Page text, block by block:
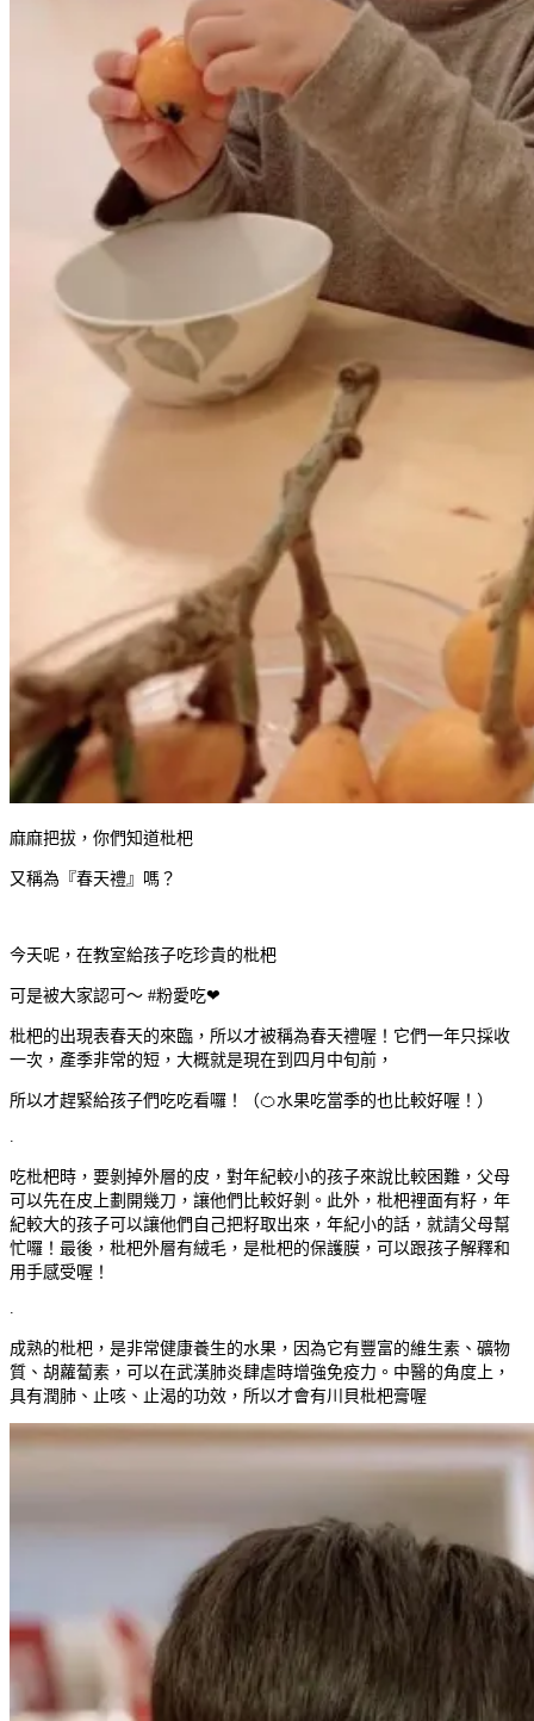
麻麻把拔，你們知道枇杷
又稱為『春天禮』嗎？
今天呢，在教室給孩子吃珍貴的枇杷
可是被大家認可～ #粉愛吃❤
️枇杷的出現表春天的來臨，所以才被稱為春天禮喔！它們一年只採收
一次，產季非常的短，大概就是現在到四月中旬前，
所以才趕緊給孩子們吃吃看囉！（🍊水果吃當季的也比較好喔！）
.
吃枇杷時，要剝掉外層的皮，對年紀較小的孩子來說比較困難，父母
可以先在皮上劃開幾刀，讓他們比較好剝。此外，枇杷裡面有籽，年
紀較大的孩子可以讓他們自己把籽取出來，年紀小的話，就請父母幫
忙囉！最後，枇杷外層有絨毛，是枇杷的保護膜，可以跟孩子解釋和
用手感受喔！
.
成熟的枇杷，是非常健康養生的水果，因為它有豐富的維生素、礦物
質、胡蘿蔔素，可以在武漢肺炎肆虐時增強免疫力。中醫的角度上，
具有潤肺、止咳、止渴的功效，所以才會有川貝枇杷膏喔